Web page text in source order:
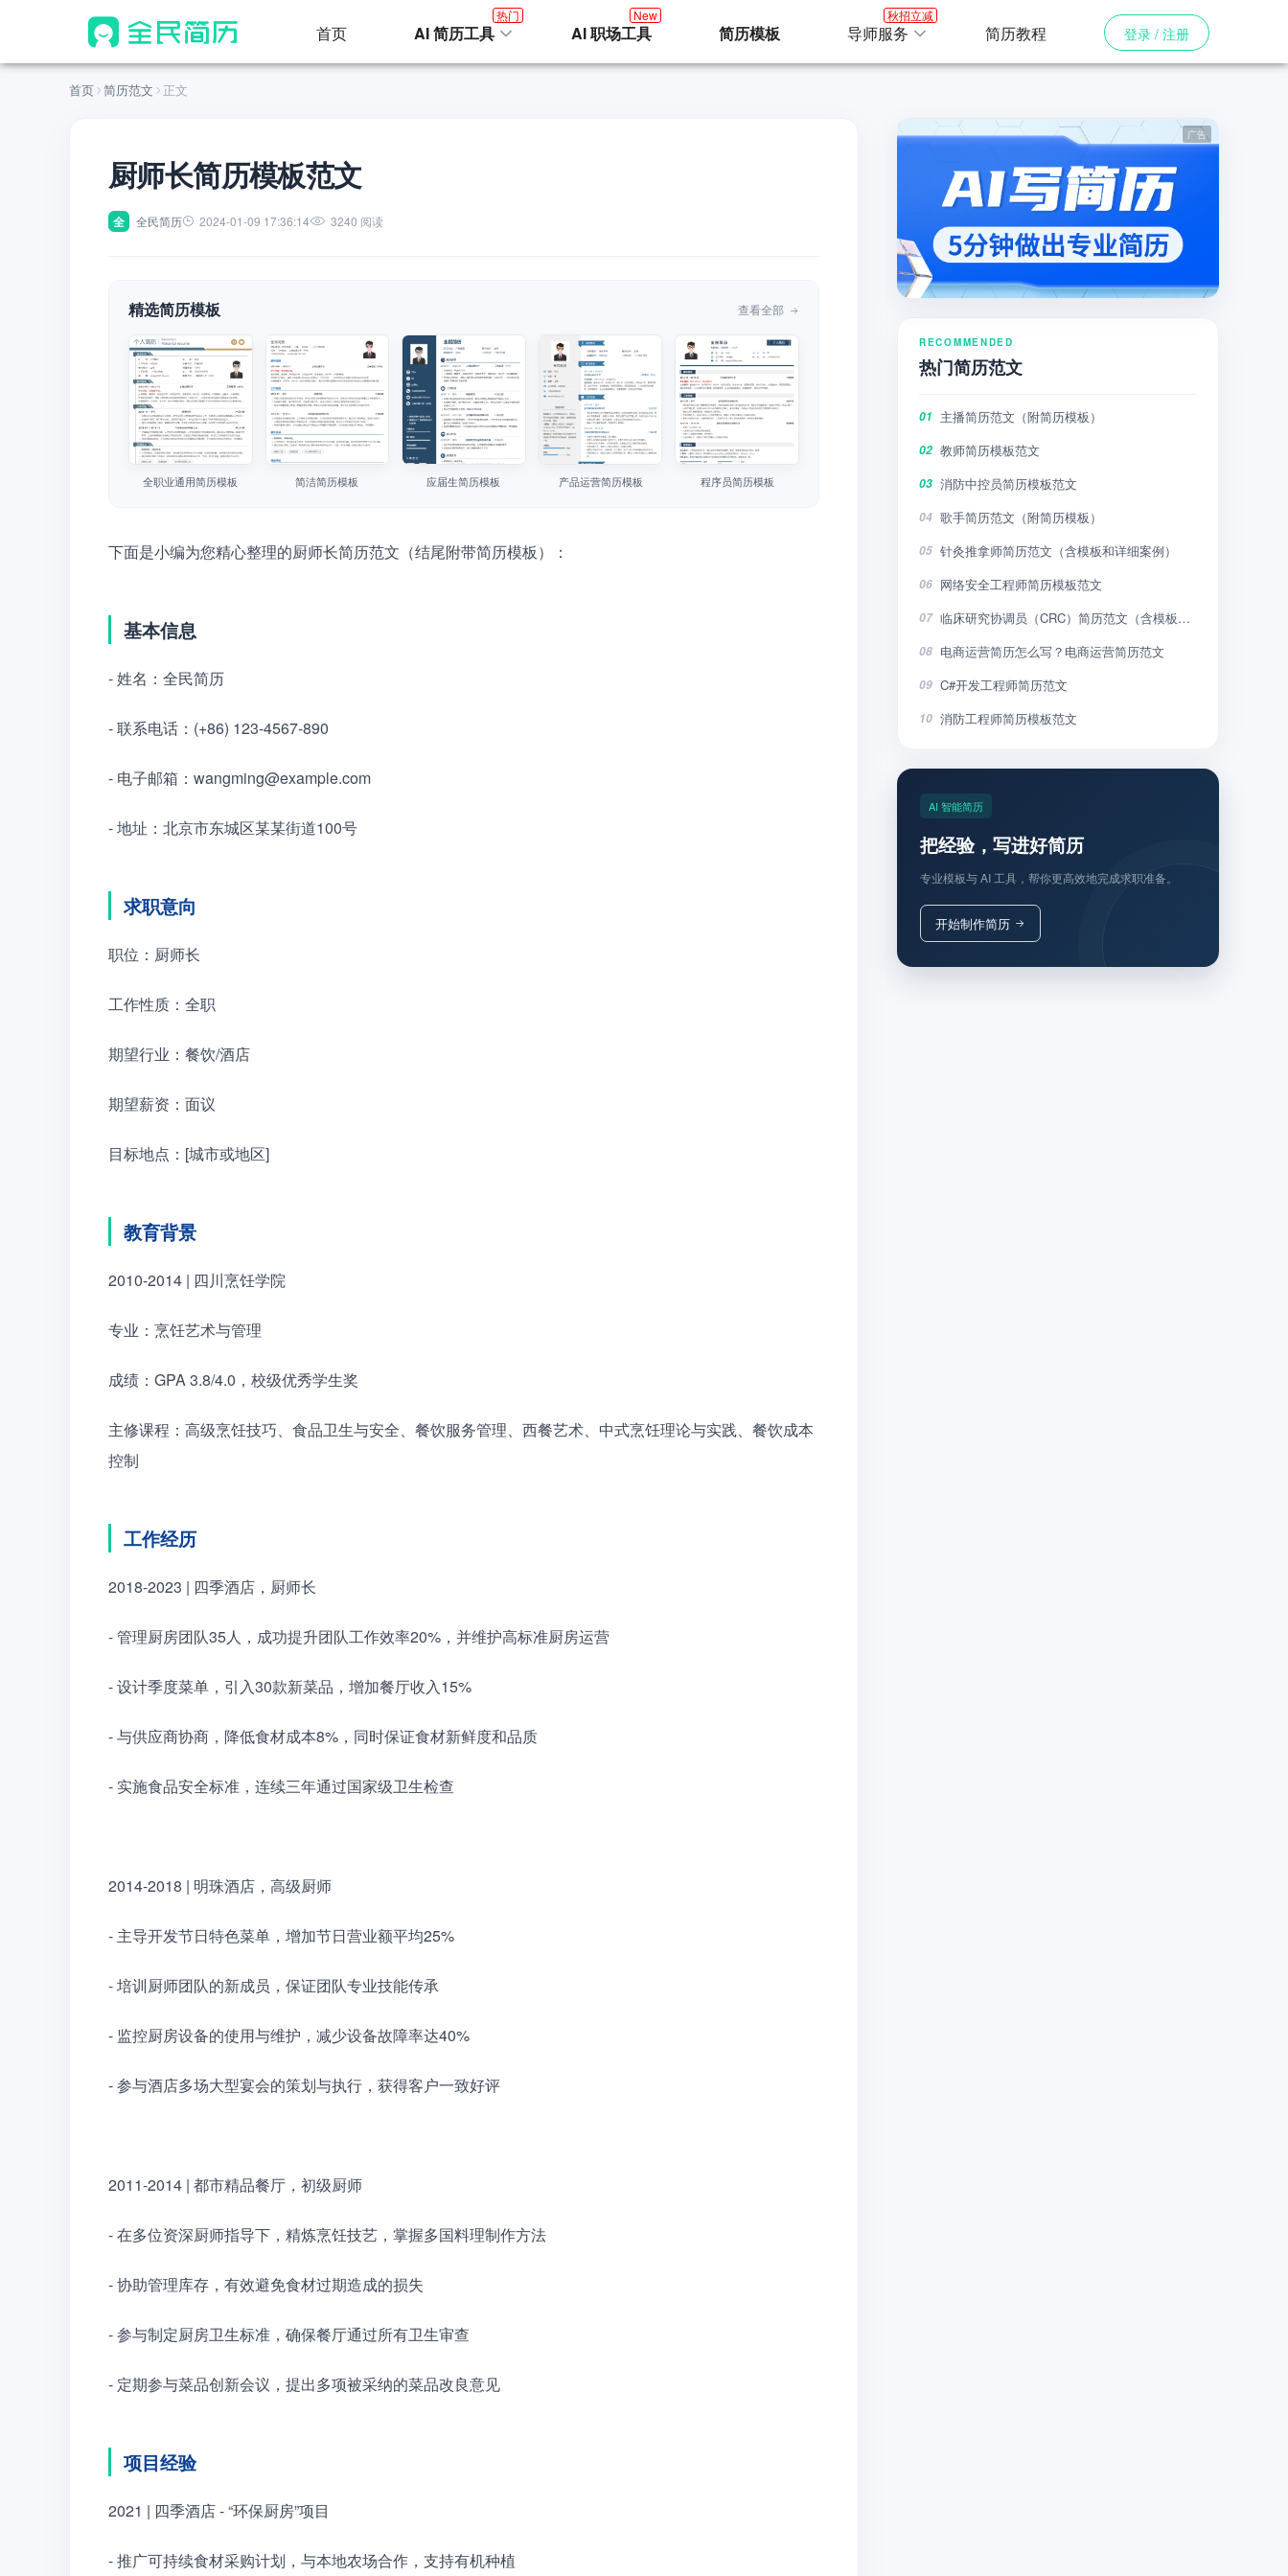
首页 AI 简历工具
热门
AI 职场工具
New
简历模板 导师服务
秋招立减
简历教程 登录 / 注册
首页 简历范文 正文
厨师长简历模板范文
全 全民简历 2024-01-09 17:36:14 3240 阅读
精选简历模板 查看全部
全职业通用简历模板 简洁简历模板 应届生简历模板 产品运营简历模板 程序员简历模板
下面是小编为您精心整理的厨师长简历范文（结尾附带简历模板）：
基本信息
- 姓名：全民简历
- 联系电话：(+86) 123-4567-890
- 电子邮箱：wangming@example.com
- 地址：北京市东城区某某街道100号
求职意向
职位：厨师长
工作性质：全职
期望行业：餐饮/酒店
期望薪资：面议
目标地点：[城市或地区]
教育背景
2010-2014 | 四川烹饪学院
专业：烹饪艺术与管理
成绩：GPA 3.8/4.0，校级优秀学生奖
主修课程：高级烹饪技巧、食品卫生与安全、餐饮服务管理、西餐艺术、中式烹饪理论与实践、餐饮成本
控制
工作经历
2018-2023 | 四季酒店，厨师长
- 管理厨房团队35人，成功提升团队工作效率20%，并维护高标准厨房运营
- 设计季度菜单，引入30款新菜品，增加餐厅收入15%
- 与供应商协商，降低食材成本8%，同时保证食材新鲜度和品质
- 实施食品安全标准，连续三年通过国家级卫生检查
2014-2018 | 明珠酒店，高级厨师
- 主导开发节日特色菜单，增加节日营业额平均25%
- 培训厨师团队的新成员，保证团队专业技能传承
- 监控厨房设备的使用与维护，减少设备故障率达40%
- 参与酒店多场大型宴会的策划与执行，获得客户一致好评
2011-2014 | 都市精品餐厅，初级厨师
- 在多位资深厨师指导下，精炼烹饪技艺，掌握多国料理制作方法
- 协助管理库存，有效避免食材过期造成的损失
- 参与制定厨房卫生标准，确保餐厅通过所有卫生审查
- 定期参与菜品创新会议，提出多项被采纳的菜品改良意见
项目经验
2021 | 四季酒店 - “环保厨房”项目
- 推广可持续食材采购计划，与本地农场合作，支持有机种植
RECOMMENDED
热门简历范文
01 主播简历范文（附简历模板）
02 教师简历模板范文
03 消防中控员简历模板范文
04 歌手简历范文（附简历模板）
05 针灸推拿师简历范文（含模板和详细案例）
06 网络安全工程师简历模板范文
07 临床研究协调员（CRC）简历范文（含模板和详细案例）
08 电商运营简历怎么写？电商运营简历范文
09 C#开发工程师简历范文
10 消防工程师简历模板范文
AI 智能简历
把经验，写进好简历
专业模板与 AI 工具，帮你更高效地完成求职准备。
开始制作简历